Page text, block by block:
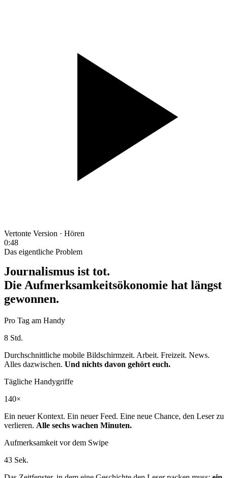
Vertonte Version · Hören
0:48
Das eigentliche Problem
Journalismus ist tot.
Die Aufmerksamkeitsökonomie hat längst
gewonnen.
Pro Tag am Handy
8 Std.
Durchschnittliche mobile Bildschirmzeit. Arbeit. Freizeit. News.
Alles dazwischen. Und nichts davon gehört euch.
Tägliche Handygriffe
140×
Ein neuer Kontext. Ein neuer Feed. Eine neue Chance, den Leser zu
verlieren. Alle sechs wachen Minuten.
Aufmerksamkeit vor dem Swipe
43 Sek.